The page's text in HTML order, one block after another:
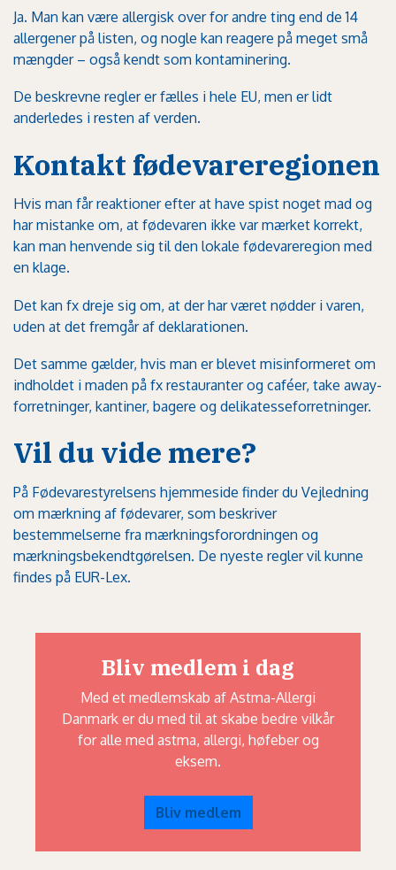
Ja. Man kan være allergisk over for andre ting end de 14
allergener på listen, og nogle kan reagere på meget små
mængder – også kendt som kontaminering.
De beskrevne regler er fælles i hele EU, men er lidt
anderledes i resten af verden.
Kontakt fødevareregionen
Hvis man får reaktioner efter at have spist noget mad og
har mistanke om, at fødevaren ikke var mærket korrekt,
kan man henvende sig til den lokale fødevareregion med
en klage.
Det kan fx dreje sig om, at der har været nødder i varen,
uden at det fremgår af deklarationen.
Det samme gælder, hvis man er blevet misinformeret om
indholdet i maden på fx restauranter og caféer, take away-
forretninger, kantiner, bagere og delikatesseforretninger.
Vil du vide mere?
På Fødevarestyrelsens hjemmeside finder du Vejledning
om mærkning af fødevarer, som beskriver
bestemmelserne fra mærkningsforordningen og
mærkningsbekendtgørelsen. De nyeste regler vil kunne
findes på EUR-Lex.
Bliv medlem i dag
Med et medlemskab af Astma-Allergi
Danmark er du med til at skabe bedre vilkår
for alle med astma, allergi, høfeber og
eksem.
Bliv medlem